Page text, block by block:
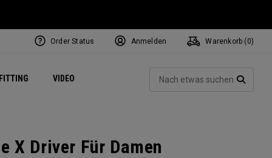
VIDEO Exclusive Mavrik Complete Sets
Exklusiv - Golfbälle
Women's Golf Balls
Exklusiv - Zubehör
Regional Performance Centers
Order Status Anmelden Warenkorb ( 0)
X Driver Für Damen